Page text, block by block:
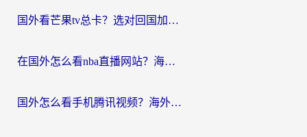
国外看芒果tv总卡？选对回国加速器，轻松追《浪姐》不费劲
在国外怎么看nba直播网站？海外党专属体育观赛指南，告别地区限制！
国外怎么看手机腾讯视频？海外党亲测有效的追剧加速器选择指南